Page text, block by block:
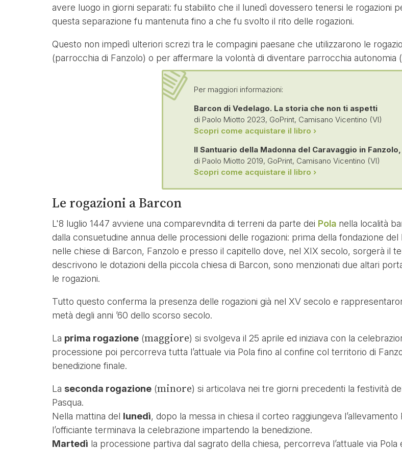
avere luogo in giorni separati: fu stabilito che il lunedì dovessero tenersi le rogazioni
questa separazione fu mantenuta fino a che fu svolto il rito delle rogazioni.
Questo non impedì ulteriori screzi tra le compagini paesane che utilizzarono le
(parrocchia di Fanzolo) o per affermare la volontà di diventare parrocchia autonomia
Per maggiori informazioni:
Barcon di Vedelago. La storia che non ti aspetti
di Paolo Miotto 2023, GoPrint, Camisano Vicentino (VI)
Scopri come acquistare il libro ›
Il Santuario della Madonna del Caravaggio in
di Paolo Miotto 2019, GoPrint, Camisano Vicentino (VI)
Scopri come acquistare il libro ›
Le rogazioni a Barcon
L'8 luglio 1447 avviene una comparevndita di terreni da parte dei Pola nella località
dalla consuetudine annua delle processioni delle rogazioni: prima della fondazione
nelle chiese di Barcon, Fanzolo e presso il capitello dove, nel XIX secolo, sorgerà il
descrivono le dotazioni della piccola chiesa di Barcon, sono menzionati due altari
le rogazioni.
Tutto questo conferma la presenza delle rogazioni già nel XV secolo e
metà degli anni ’60 dello scorso secolo.
La prima rogazione (maggiore) si svolgeva il 25 aprile ed iniziava con la
processione poi percorreva tutta l’attuale via Pola fino al confine col territorio di
benedizione finale.
La seconda rogazione (minore) si articolava nei tre giorni precedenti la festività
Pasqua.
Nella mattina del lunedì, dopo la messa in chiesa il corteo raggiungeva
l’officiante terminava la celebrazione impartendo la benedizione.
Martedì la processione partiva dal sagrato della chiesa, percorreva l’attuale via